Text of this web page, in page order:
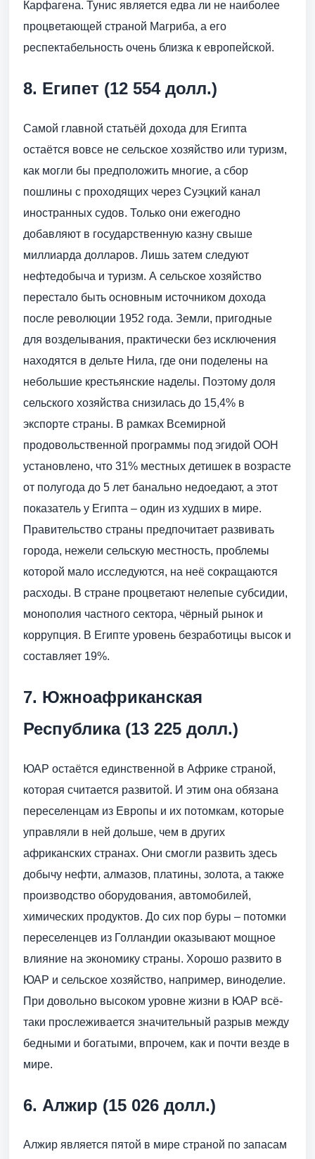
Карфагена. Тунис является едва ли не наиболее
процветающей страной Магриба, а его
респектабельность очень близка к европейской.
8. Египет (12 554 долл.)
Самой главной статьёй дохода для Египта
остаётся вовсе не сельское хозяйство или туризм,
как могли бы предположить многие, а сбор
пошлины с проходящих через Суэцкий канал
иностранных судов. Только они ежегодно
добавляют в государственную казну свыше
миллиарда долларов. Лишь затем следуют
нефтедобыча и туризм. А сельское хозяйство
перестало быть основным источником дохода
после революции 1952 года. Земли, пригодные
для возделывания, практически без исключения
находятся в дельте Нила, где они поделены на
небольшие крестьянские наделы. Поэтому доля
сельского хозяйства снизилась до 15,4% в
экспорте страны. В рамках Всемирной
продовольственной программы под эгидой ООН
установлено, что 31% местных детишек в возрасте
от полугода до 5 лет банально недоедают, а этот
показатель у Египта – один из худших в мире.
Правительство страны предпочитает развивать
города, нежели сельскую местность, проблемы
которой мало исследуются, на неё сокращаются
расходы. В стране процветают нелепые субсидии,
монополия частного сектора, чёрный рынок и
коррупция. В Египте уровень безработицы высок и
составляет 19%.
7. Южноафриканская
Республика (13 225 долл.)
ЮАР остаётся единственной в Африке страной,
которая считается развитой. И этим она обязана
переселенцам из Европы и их потомкам, которые
управляли в ней дольше, чем в других
африканских странах. Они смогли развить здесь
добычу нефти, алмазов, платины, золота, а также
производство оборудования, автомобилей,
химических продуктов. До сих пор буры – потомки
переселенцев из Голландии оказывают мощное
влияние на экономику страны. Хорошо развито в
ЮАР и сельское хозяйство, например, виноделие.
При довольно высоком уровне жизни в ЮАР всё-
таки прослеживается значительный разрыв между
бедными и богатыми, впрочем, как и почти везде в
мире.
6. Алжир (15 026 долл.)
Алжир является пятой в мире страной по запасам